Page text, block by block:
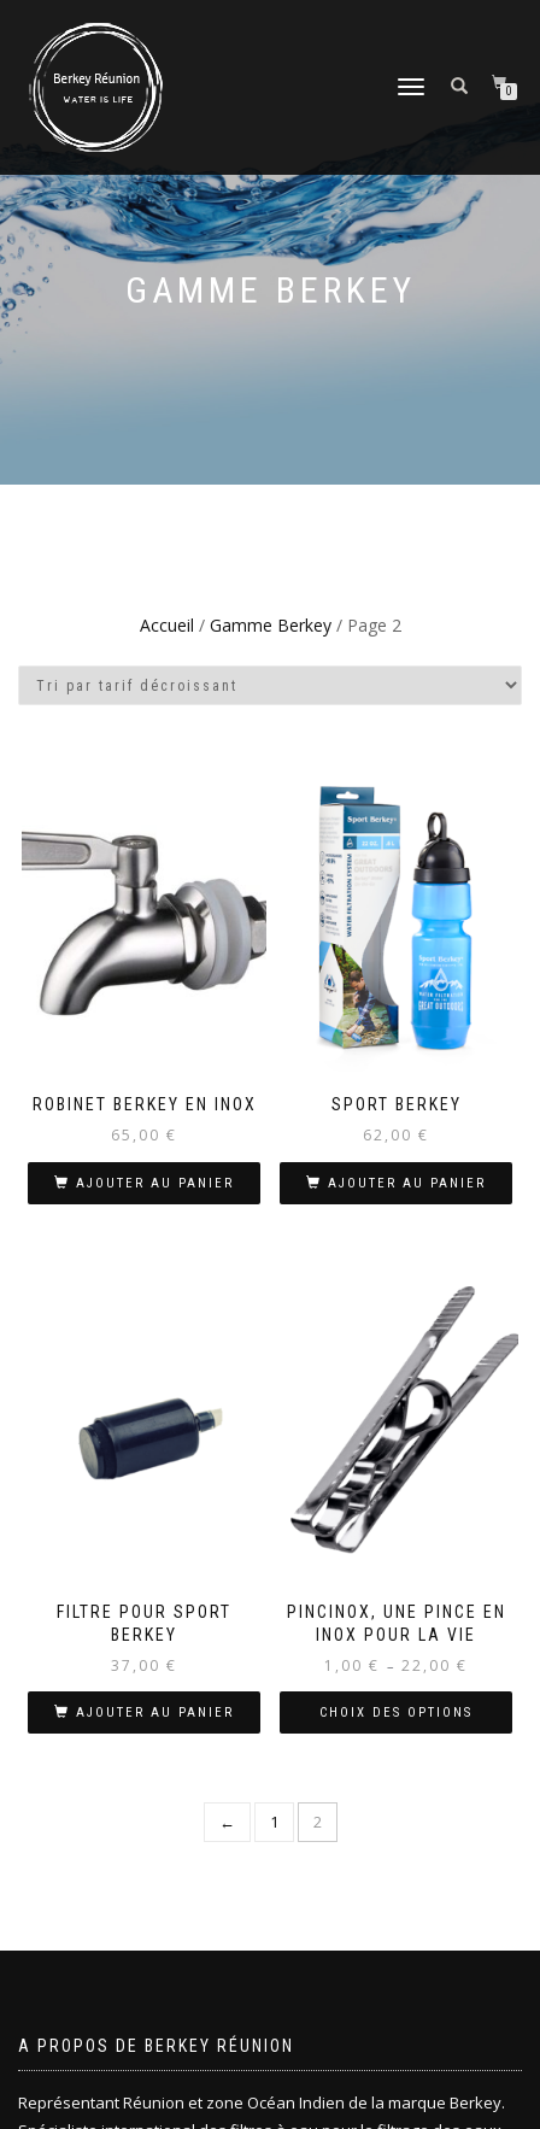
DÉPLIER/REPLIER
0
GAMME BERKEY
Accueil / Gamme Berkey/ Page 2
ROBINET BERKEY EN INOX
65,00 €
AJOUTER AU PANIER
SPORT BERKEY
62,00 €
AJOUTER AU PANIER
FILTRE POUR SPORT
BERKEY
37,00 €
AJOUTER AU PANIER
PINCINOX, UNE PINCE EN
INOX POUR LA VIE
1,00 € – 22,00 €
prix :
1,00 €
CHOIX DES OPTIONS
être
du
← 1 2
A PROPOS DE BERKEY RÉUNION
Représentant Réunion et zone Océan Indien de la marque Berkey.